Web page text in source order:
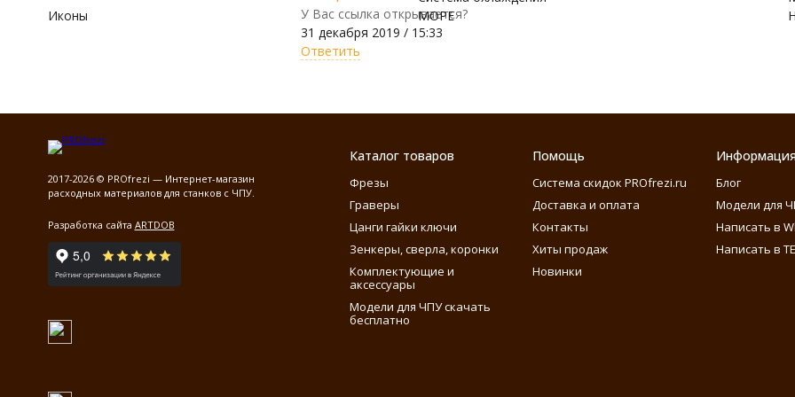
Иконы
МОРЕ
У Вас ссылка открывается?
31 декабря 2019 / 15:33
Ответить
2017-2026 © PROfrezi — Интернет-магазин
расходных материалов для станков с ЧПУ.
Разработка сайта ARTDOB
Каталог товаров
Фрезы
Граверы
Цанги гайки ключи
Зенкеры, сверла, коронки
Комплектующие и
аксессуары
Модели для ЧПУ скачать
бесплатно
Помощь
Система скидок PROfrezi.ru
Доставка и оплата
Контакты
Хиты продаж
Новинки
Блог
Модели для
Написать в
Написать в